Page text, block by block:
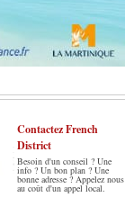
Contactez French
District
Besoin d'un conseil ? Une
info ? Un bon plan ? Une
bonne adresse ? Appelez nous
au coût d'un appel local.